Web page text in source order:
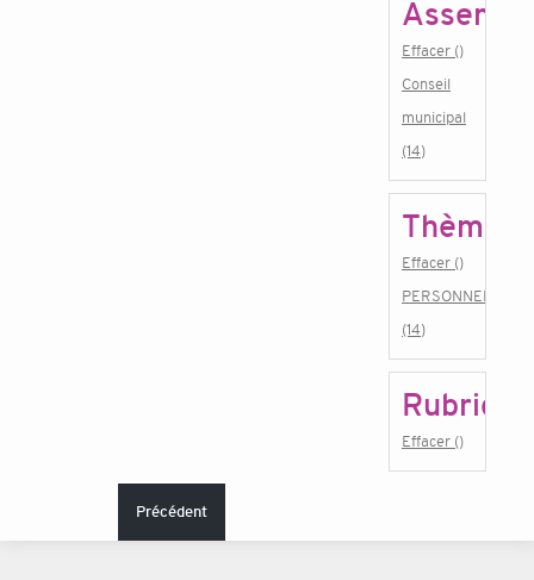
Effacer ()
Conseil
municipal
(14)
Thème
Effacer ()
PERSONNEL
(14)
Rubrique
Effacer ()
Précédent